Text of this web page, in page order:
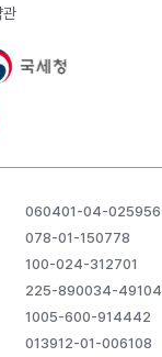
관
060401-04-025956
078-01-150778
100-024-312701
225-890034-49104
1005-600-914442
013912-01-006108